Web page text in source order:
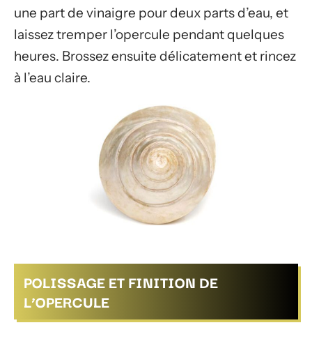
une part de vinaigre pour deux parts d’eau, et
laissez tremper l’opercule pendant quelques
heures. Brossez ensuite délicatement et rincez
à l’eau claire.
POLISSAGE ET FINITION DE
L’OPERCULE